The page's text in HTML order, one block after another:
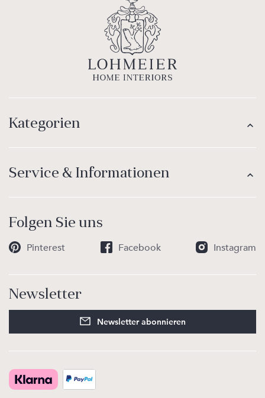
Kategorien
Service & Informationen
Folgen Sie uns
Pinterest Facebook Instagram
Newsletter
Newsletter abonnieren